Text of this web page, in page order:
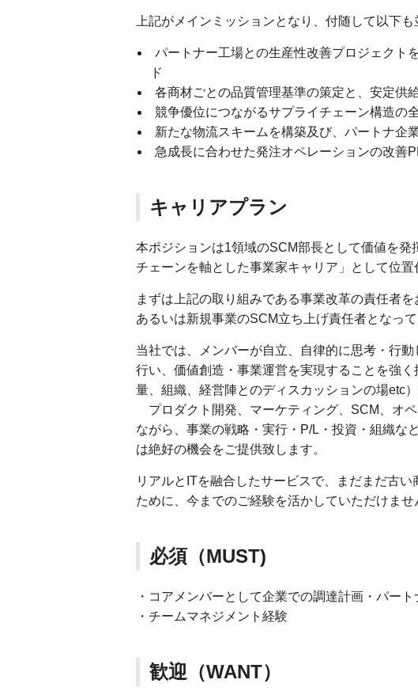
上記がメインミッションとなり、付随して以下
パートナー工場との生産性改善プロジェクト
ド
各商材ごとの品質管理基準の策定と、安定供
競争優位につながるサプライチェーン構造の
新たな物流スキームを構築及び、パートナ企
急成長に合わせた発注オペレーションの改善
キャリアプラン
本ポジションは1領域のSCM部長として価値を
チェーンを軸とした事業家キャリア」として位置
まずは上記の取り組みである事業改革の責任者
あるいは新規事業のSCM立ち上げ責任者となっ
当社では、メンバーが自立、自律的に思考・行
行い、価値創造・事業運営を実現することを強
量、組織、経営陣とのディスカッションの場etc
プロダクト開発、マーケティング、SCM、オ
ながら、事業の戦略・実行・P/L・投資・組織な
は絶好の機会をご提供致します。
リアルとITを融合したサービスで、まだまだ古
ために、今までのご経験を活かしていただけませ
必須（MUST)
・コアメンバーとして企業での調達計画・パー
・チームマネジメント経験
歓迎（WANT）